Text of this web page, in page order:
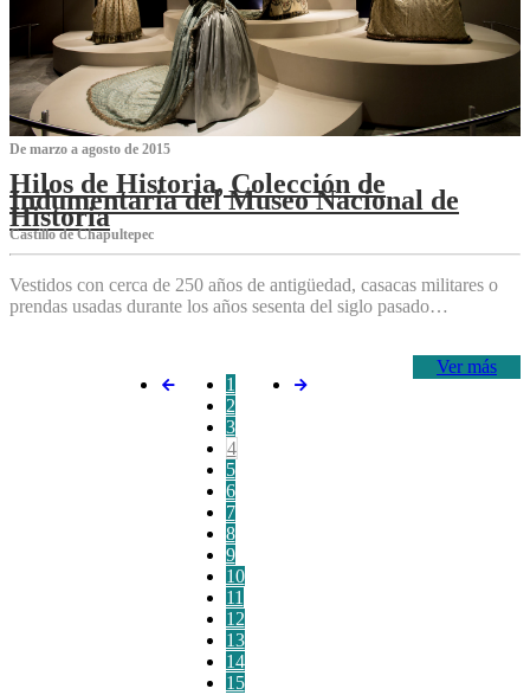
De marzo a agosto de 2015
Hilos de Historia, Colección de
Indumentaria del Museo Nacional de
Historia
Castillo de Chapultepec
Vestidos con cerca de 250 años de antigüedad, casacas militares o
prendas usadas durante los años sesenta del siglo pasado…
Ver más
1
2
3
4
5
6
7
8
9
10
11
12
13
14
15